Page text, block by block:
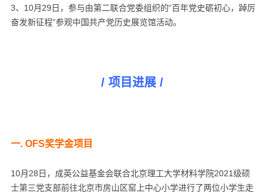
3、10月29日，参与由第二联合党委组织的“百年党史砺初心，踔厉
奋发新征程”参观中国共产党历史展览馆活动。
/ 项目进展 /
一. OFS奖学金项目
10月28日，成英公益基金会联合北京理工大学材料学院2021级硕
士第三党支部前往北京市房山区窑上中心小学进行了两位小学生走